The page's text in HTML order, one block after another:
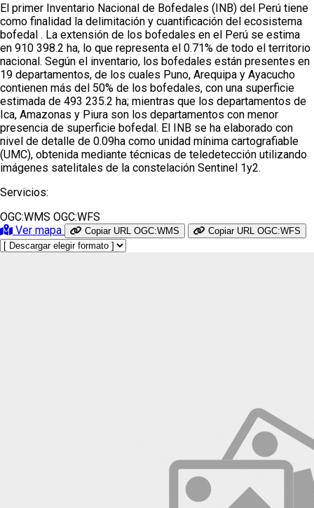
El primer Inventario Nacional de Bofedales (INB) del Perú tiene
como finalidad la delimitación y cuantificación del ecosistema
bofedal . La extensión de los bofedales en el Perú se estima
en 910 398.2 ha, lo que representa el 0.71% de todo el territorio
nacional. Según el inventario, los bofedales están presentes en
19 departamentos, de los cuales Puno, Arequipa y Ayacucho
contienen más del 50% de los bofedales, con una superficie
estimada de 493 235.2 ha; mientras que los departamentos de
Ica, Amazonas y Piura son los departamentos con menor
presencia de superficie bofedal. El INB se ha elaborado con
nivel de detalle de 0.09ha como unidad mínima cartografiable
(UMC), obtenida mediante técnicas de teledetección utilizando
imágenes satelitales de la constelación Sentinel 1y2.
Servicios:
OGC:WMS OGC:WFS
Ver mapa
Copiar URL OGC:WMS Copiar URL OGC:WFS